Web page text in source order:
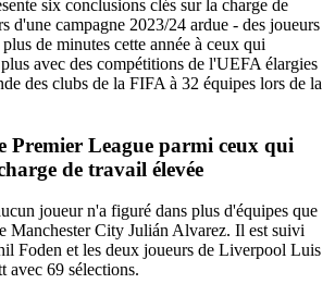
six conclusions clés sur la charge de
d'une campagne 2023/24 ardue - des joueurs
de minutes cette année à ceux qui
avec des compétitions de l'UEFA élargies
des clubs de la FIFA à 32 équipes lors de la
Premier League parmi ceux qui
de travail élevée
joueur n'a figuré dans plus d'équipes que
Manchester City Julián Alvarez. Il est suivi
Foden et les deux joueurs de Liverpool Luis
69 sélections.